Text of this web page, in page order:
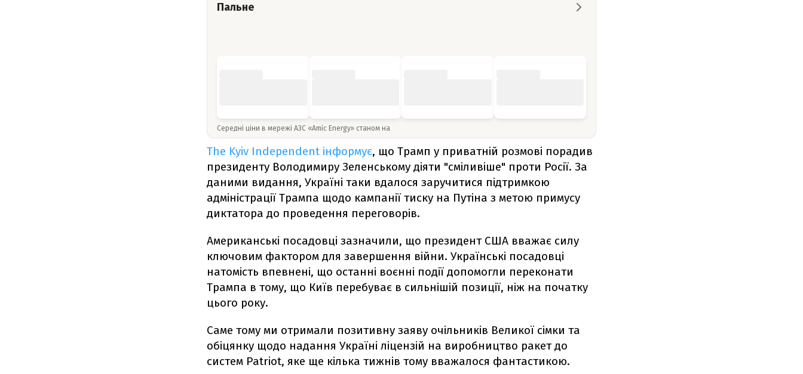
Пальне
Середні ціни в мережі АЗС «Amic Energy» станом на
The Kyiv Independent інформує, що Трамп у приватній розмові порадив
президенту Володимиру Зеленському діяти "сміливіше" проти Росії. За
даними видання, Україні таки вдалося заручитися підтримкою
адміністрації Трампа щодо кампанії тиску на Путіна з метою примусу
диктатора до проведення переговорів.
Американські посадовці зазначили, що президент США вважає силу
ключовим фактором для завершення війни. Українські посадовці
натомість впевнені, що останні воєнні події допомогли переконати
Трампа в тому, що Київ перебуває в сильнішій позиції, ніж на початку
цього року.
Саме тому ми отримали позитивну заяву очільників Великої сімки та
обіцянку щодо надання Україні ліцензій на виробництво ракет до
систем Patriot, яке ще кілька тижнів тому вважалося фантастикою.